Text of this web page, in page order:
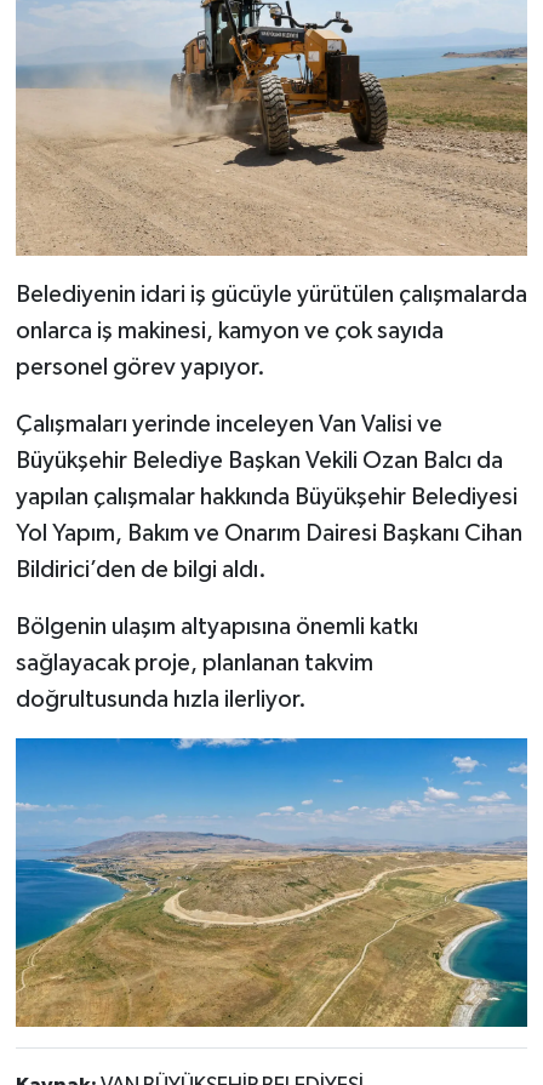
Belediyenin idari iş gücüyle yürütülen çalışmalarda
onlarca iş makinesi, kamyon ve çok sayıda
personel görev yapıyor.
Çalışmaları yerinde inceleyen Van Valisi ve
Büyükşehir Belediye Başkan Vekili Ozan Balcı da
yapılan çalışmalar hakkında Büyükşehir Belediyesi
Yol Yapım, Bakım ve Onarım Dairesi Başkanı Cihan
Bildirici’den de bilgi aldı.
Bölgenin ulaşım altyapısına önemli katkı
sağlayacak proje, planlanan takvim
doğrultusunda hızla ilerliyor.